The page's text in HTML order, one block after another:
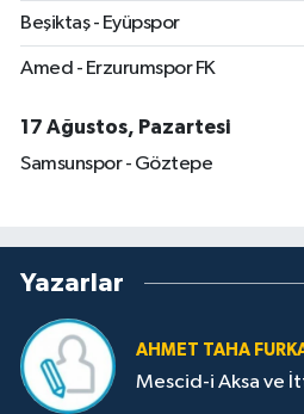
Beşiktaş - Eyüpspor
Amed - Erzurumspor FK
17 Ağustos, Pazartesi
Samsunspor - Göztepe
Yazarlar
AHMET TAHA
Mescid-i Aksa ve